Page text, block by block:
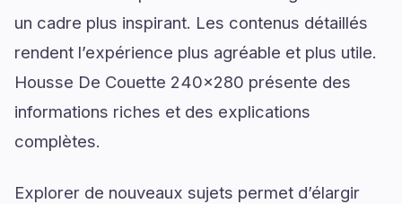
un cadre plus inspirant. Les contenus détaillés
rendent l’expérience plus agréable et plus utile.
Housse De Couette 240x280 présente des
informations riches et des explications
complètes.
Explorer de nouveaux sujets permet d’élargir